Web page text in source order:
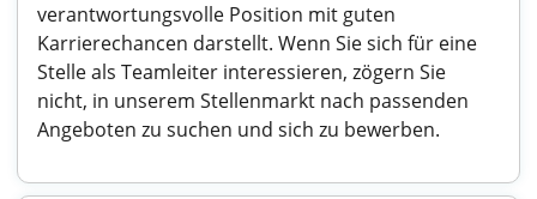
verantwortungsvolle Position mit guten
Karrierechancen darstellt. Wenn Sie sich für eine
Stelle als Teamleiter interessieren, zögern Sie
nicht, in unserem Stellenmarkt nach passenden
Angeboten zu suchen und sich zu bewerben.